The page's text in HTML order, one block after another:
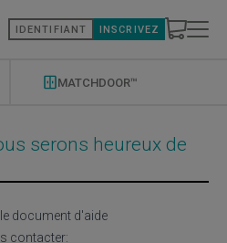
IDENTIFIANT INSCRIVEZ
MATCHDOOR™
serons heureux de
document d'aide
contacter: